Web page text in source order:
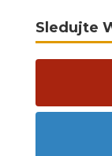
Sledujte